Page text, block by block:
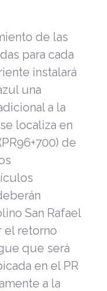
de las
para cada
instalará
una
a la
localiza en
de
San Rafael
el retorno
que será
en el PR
a la